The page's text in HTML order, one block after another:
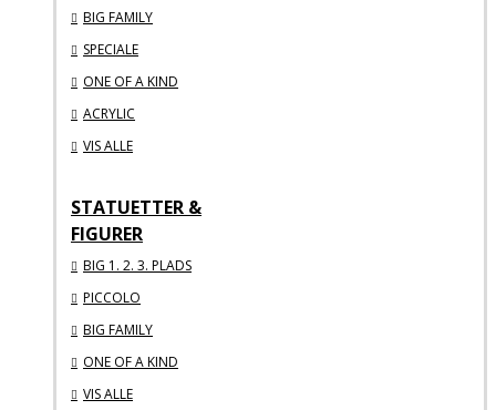
BIG FAMILY
SPECIALE
ONE OF A KIND
ACRYLIC
VIS ALLE
STATUETTER &
FIGURER
BIG 1. 2. 3. PLADS
PICCOLO
BIG FAMILY
ONE OF A KIND
VIS ALLE